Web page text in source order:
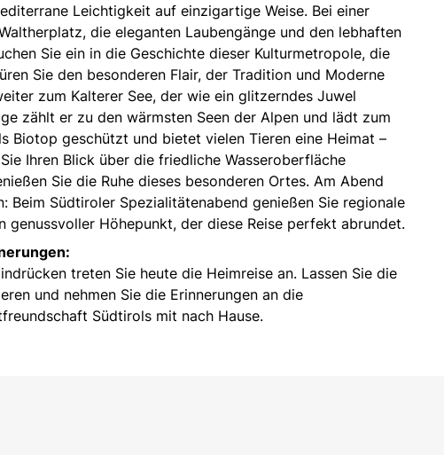
Leichtigkeit auf einzigartige Weise. Bei einer
die eleganten Laubengänge und den lebhaften
Sie ein in die Geschichte dieser Kulturmetropole, die
Sie den besonderen Flair, der Tradition und Moderne
zum Kalterer See, der wie ein glitzerndes Juwel
zählt er zu den wärmsten Seen der Alpen und lädt zum
Biotop geschützt und bietet vielen Tieren eine Heimat –
Ihren Blick über die friedliche Wasseroberfläche
Sie die Ruhe dieses besonderen Ortes. Am Abend
Beim Südtiroler Spezialitätenabend genießen Sie regionale
genussvoller Höhepunkt, der diese Reise perfekt abrundet.
treten Sie heute die Heimreise an. Lassen Sie die
und nehmen Sie die Erinnerungen an die
Südtirols mit nach Hause.